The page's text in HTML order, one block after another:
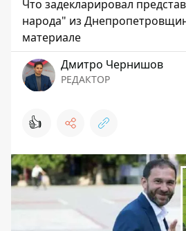
Что задекларировал
народа" из
материале
Дмитро Чернишов
РЕДАКТОР
👍